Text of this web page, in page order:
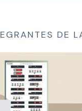
DE